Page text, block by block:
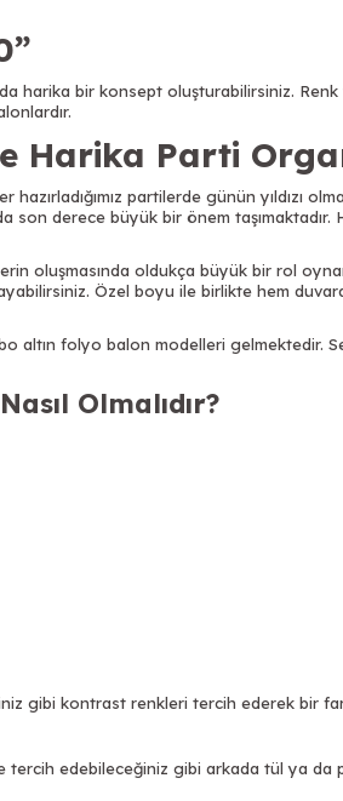
harika bir konsept oluşturabilirsiniz.
Parti
partilerde günün yıldızı
son derece büyük bir önem
oluşmasında oldukça büyük bir rol
Özel boyu ile birlikte hem
altın folyo balon modelleri gelmektedir.
Olmalıdır?
gibi kontrast renkleri tercih ederek bir
edebileceğiniz gibi arkada tül ya da